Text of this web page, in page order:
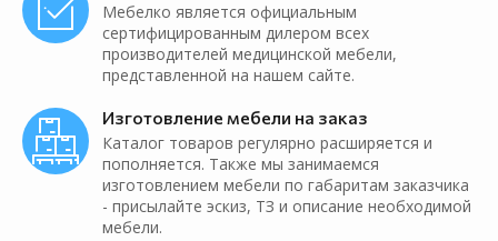
Мебелко является официальным
сертифицированным дилером всех
производителей медицинской мебели,
представленной на нашем сайте.
Изготовление мебели на заказ
Каталог товаров регулярно расширяется и
пополняется. Также мы занимаемся
изготовлением мебели по габаритам заказчика
- присылайте эскиз, ТЗ и описание необходимой
мебели.